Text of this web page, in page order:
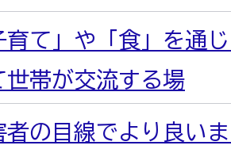
育て」や「食」を通
世帯が交流する場
者の目線でより良い